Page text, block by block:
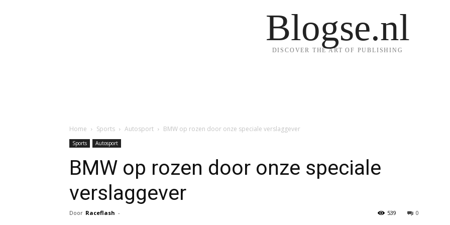
Blogse.nl
DISCOVER THE ART OF PUBLISHING
Home Sports Autosport BMW op rozen door onze speciale verslaggever
Sports Autosport
BMW op rozen door onze speciale
verslaggever
Door Raceflash - 0
539